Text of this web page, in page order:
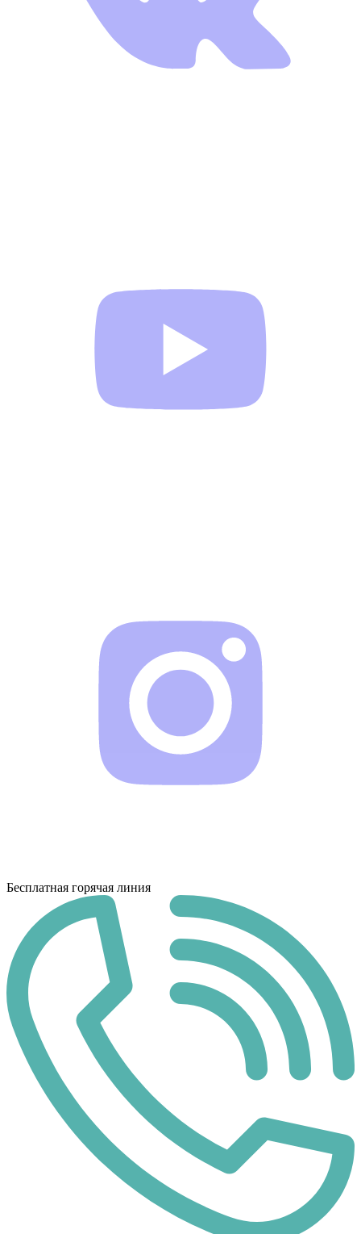
Бесплатная горячая линия